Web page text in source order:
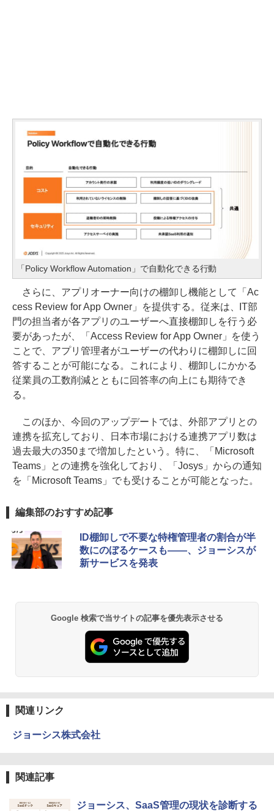
「Policy Workflow Automation」で自動化できる行動
さらに、アプリオーナー向けの棚卸し機能として「Ac
cess Review for App Owner」を提供する。従来は、IT部
門の担当者が各アプリのユーザーへ直接棚卸しを行う必
要があったが、「Access Review for App Owner」を使う
ことで、アプリ管理者がユーザーの代わりに棚卸しに回
答することが可能になる。これにより、棚卸しにかかる
従業員の工数削減とともに回答率の向上にも期待でき
る。
このほか、今回のアップデートでは、外部アプリとの
連携を拡充しており、日本市場における連携アプリ数は
過去最大の350まで増加したという。特に、「Microsoft
Teams」との連携を強化しており、「Josys」からの通知
を「Microsoft Teams」でも受けることが可能となった。
編集部のおすすめ記事
ID棚卸しで不要な特権管理者の割合が半
数にのぼるケースも――、ジョーシスが
新サービスを発表
Google 検索で当サイトの記事を優先表示させる
関連リンク
ジョーシス株式会社
関連記事
ジョーシス、SaaS管理の現状を診断する